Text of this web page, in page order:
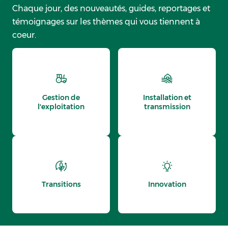
Chaque jour, des nouveautés, guides, reportages et
témoignages sur les thèmes qui vous tiennent à
coeur.
Gestion de
l'exploitation
Installation et
transmission
Transitions Innovation